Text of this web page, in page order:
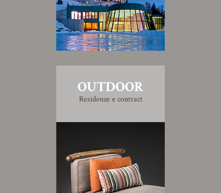
OUTDOOR
Residenze e contract